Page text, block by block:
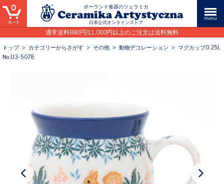
ポーランド食器のツェラミカ
日本公式オンラインストア
通常送料880円/11,000円以上のご注文は送料無料
0
トップ> カテゴリーからさがす > その他 > 動物デコレーション > マグカップ0.25L
No.U3-5078